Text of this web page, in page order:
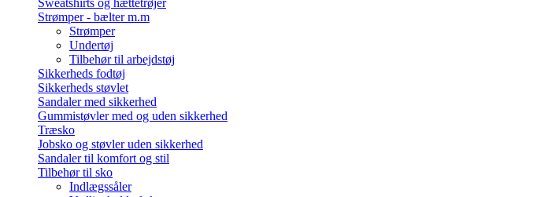
Sweatshirts og hættetrøjer
Strømper - bælter m.m
Strømper
Undertøj
Tilbehør til arbejdstøj
Sikkerheds fodtøj
Sikkerheds støvlet
Sandaler med sikkerhed
Gummistøvler med og uden sikkerhed
Træsko
Jobsko og støvler uden sikkerhed
Sandaler til komfort og stil
Tilbehør til sko
Indlægssåler